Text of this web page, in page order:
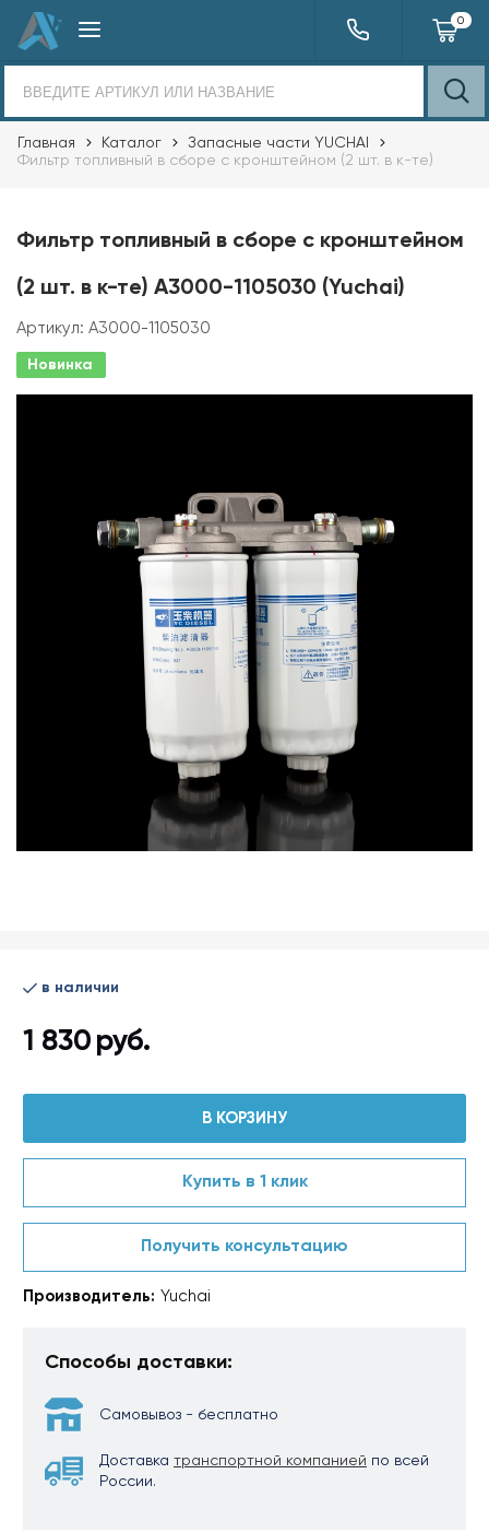
0
Главная Каталог
Запасные части YUCHAI
Фильтр топливный в сборе с кронштейном (2 шт. в к-те)
Фильтр топливный в сборе с кронштейном
(2 шт. в к-те) A3000-1105030 (Yuchai)
Артикул: A3000-1105030
Новинка
в наличии
1 830руб.
В КОРЗИНУ
Купить в 1 клик
Получить консультацию
Производитель: Yuchai
Способы доставки:
Самовывоз - бесплатно
Доставка транспортной компанией по всей
России.